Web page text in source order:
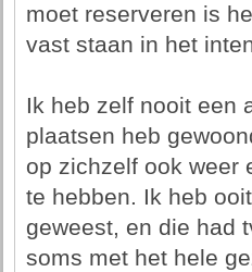
moet reserveren is
vast staan in het
Ik heb zelf nooit een
plaatsen heb
op zichzelf ook weer
te hebben. Ik heb
geweest, en die had
soms met het hele